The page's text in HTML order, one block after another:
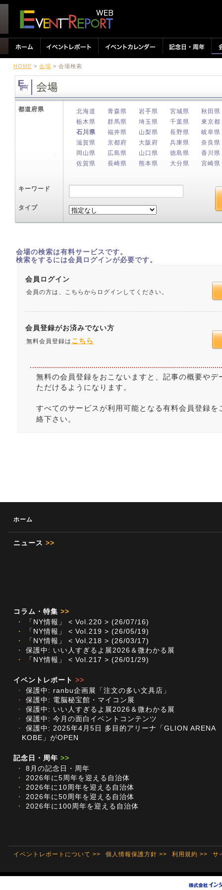
HOME > 会場 > 会場検索
都道府県 北海道 青森県 岩手県 宮城県
秋田県
栃木県
群馬県 埼玉県 千葉県
東京都
石川県
福井県 山梨県 長野県
岐阜県
滋賀県
京都府 大阪府 兵庫県
奈良県
岡山県
広島県 山口県 徳島県
香川県
佐賀県
長崎県 熊本県 大分県 宮崎県
キーワード
タイプ
会場の検索は有料サービスです。
検索をするには会員ログインが必要です。
会員ログイン
会員の方は、こちらからログインしてください。
会員登録がお済みでない方
無料会員登録は こちら
無料の会員登録をおこないますと、記事の概要や
ただけるようになります。
すべてのサービスが利用可能となる有料会員登録を
絡下さい。
ホーム
ニュース >>
コラム・特集 >>
・
「NY情報」 < Vol.220 > (26/07/16)
・
「NY情報」 < Vol.219 > (26/05/19)
・
「NY情報」 < Vol.218 > (26/03/17)
・
保護中: いい人すぎるよ展2026＆微わかる展
・
「NY情報」 < Vol.217 > (26/01/29)
イベントレポート >>
・
保護中: ranbu企画展「注文の多い文具店」
・
保護中: 電脳秘宝館・マイコン展
・
保護中: いい人すぎるよ展2026＆微わかる展
・
保護中: 今月の面白イベントコンテンツ
・
保護中: 2025年4月5日 多目的アリーナ「GLION ARENA
KOBE」がOPEN
記念日・周年 >>
・
8月の記念日・周年
・
2026年に5周年を迎える自治体
・
2026年に10周年を迎える自治体
・
2026年に50周年を迎える自治体
・
2026年に100周年を迎える自治体
イベントレポートについて >> 個人情報保護方針 >> 利用規約 >> サ